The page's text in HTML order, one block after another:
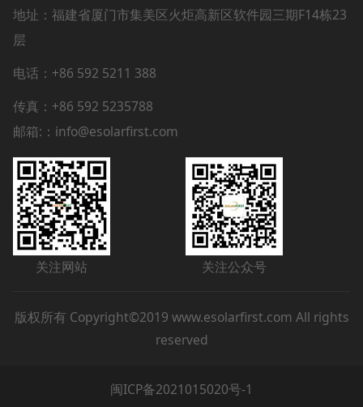
地址： 福建省厦门市集美区火炬高新区软件园三期F14栋23
层
电话：+86 592 5211 388
传真：+86 592 5235788
邮箱:：info@esolarfirst.com
关注网站 关注公众号
版权所有 Copyright©2019 www.esolarfirst.com All rights
reserved
闽ICP备2021015020号-1